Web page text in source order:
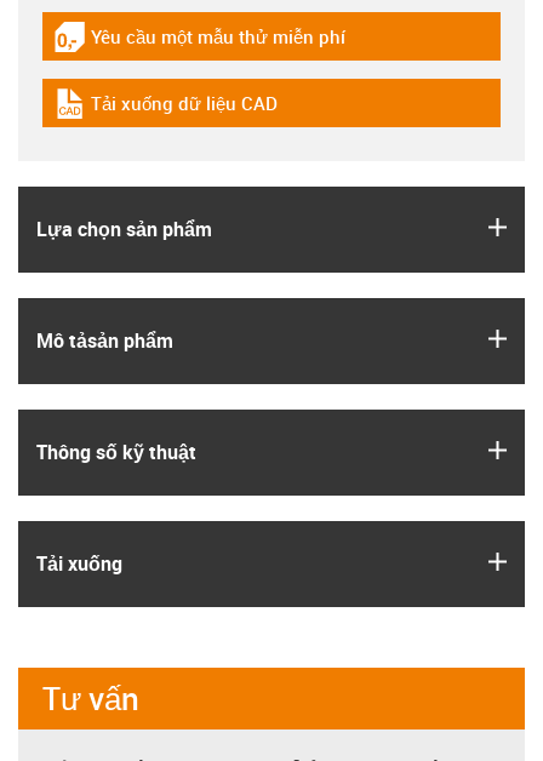
igus-icon-gratismuster
Yêu cầu một mẫu thử miễn phí
igus-icon-cad-dateien
Tải xuống dữ liệu CAD
Lựa chọn sản phẩm
Mô tả­sản phẩm
Thông số kỹ thuật
Tải xuống
Tư vấn